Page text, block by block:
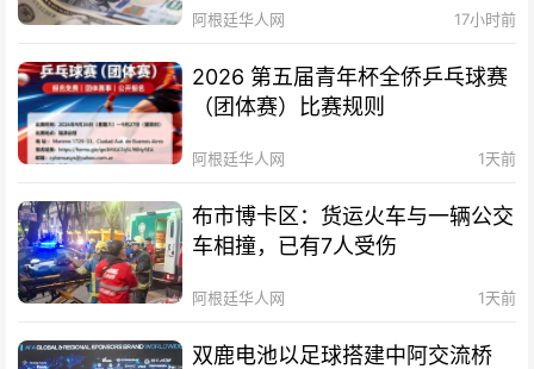
阿根廷华人网 17小时前
2026 第五届青年杯全侨乒乓球赛
（团体赛）比赛规则
阿根廷华人网 1天前
布市博卡区：货运火车与一辆公交
车相撞，已有7人受伤
阿根廷华人网 1天前
双鹿电池以足球搭建中阿交流桥